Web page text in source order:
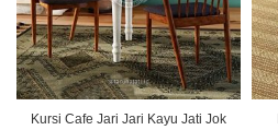
Kursi Cafe Jari Jari Kayu Jati Jok